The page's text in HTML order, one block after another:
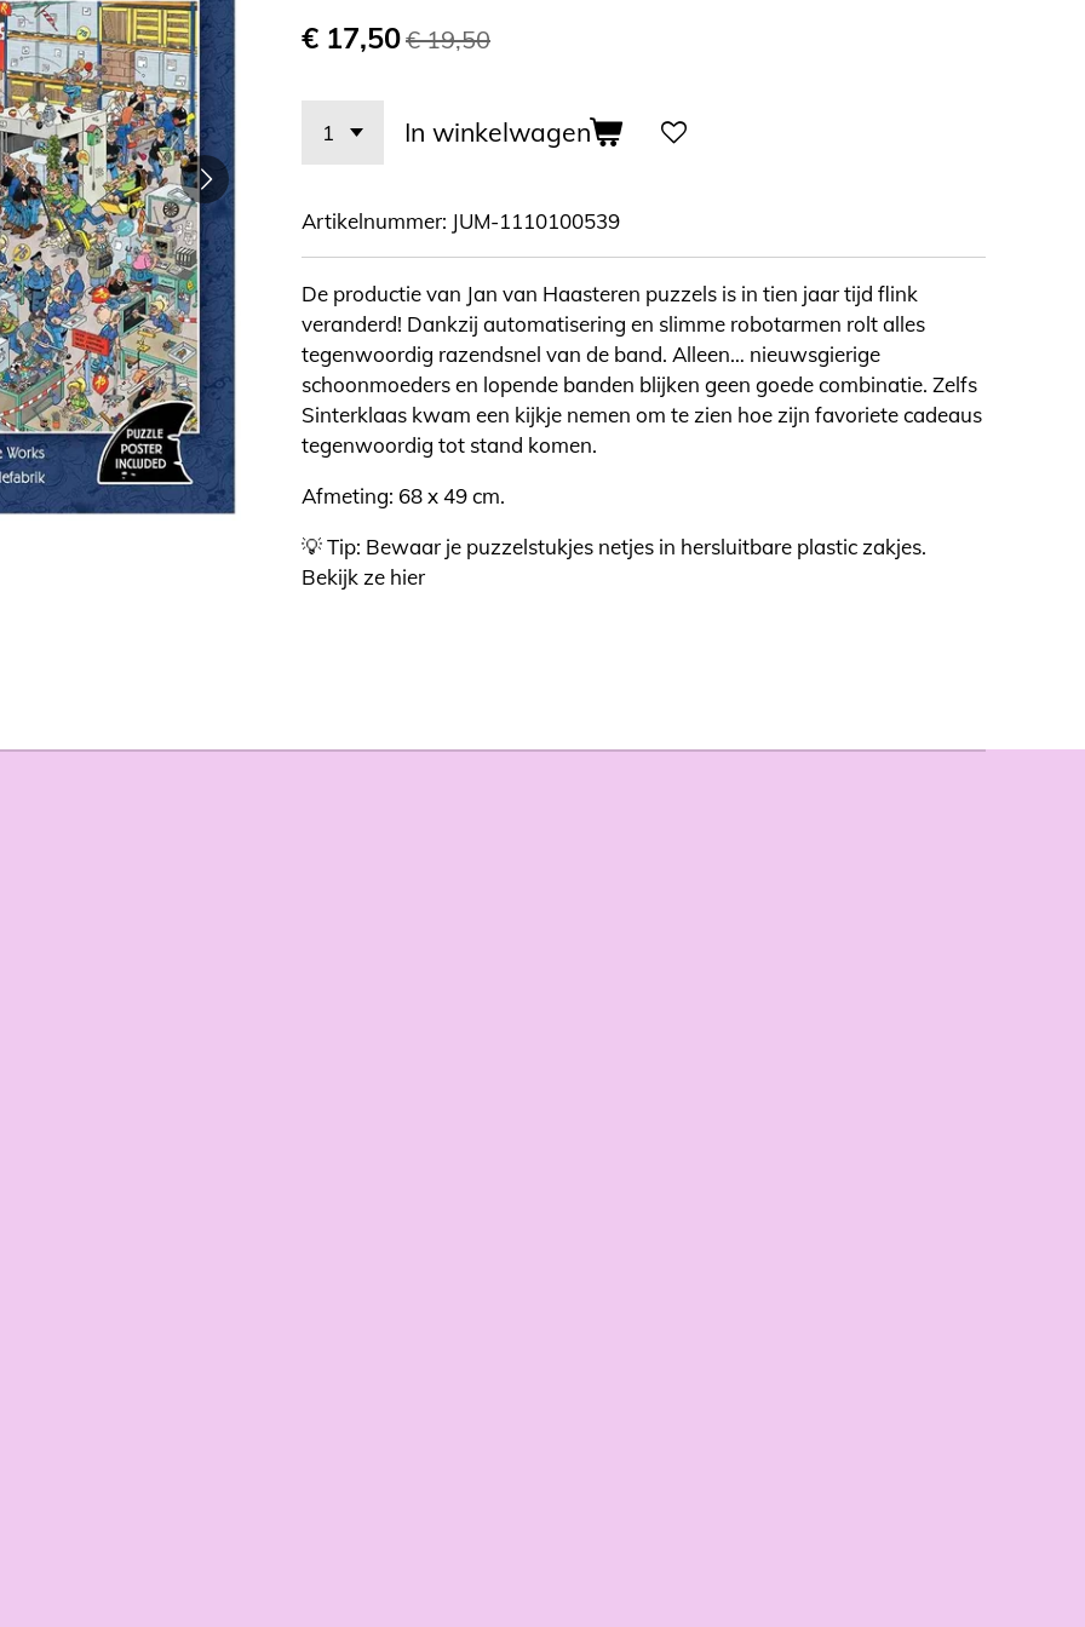
€ 17,50€ 19,50
In winkelwagen
Artikelnummer: JUM-1110100539
De productie van Jan van Haasteren puzzels is in tien jaar tijd flink
veranderd! Dankzij automatisering en slimme robotarmen rolt alles
tegenwoordig razendsnel van de band. Alleen… nieuwsgierige
schoonmoeders en lopende banden blijken geen goede combinatie. Zelfs
Sinterklaas kwam een kijkje nemen om te zien hoe zijn favoriete cadeaus
tegenwoordig tot stand komen.
Afmeting: 68 x 49 cm.
💡 Tip: Bewaar je puzzelstukjes netjes in hersluitbare plastic zakjes.
Bekijk ze hier